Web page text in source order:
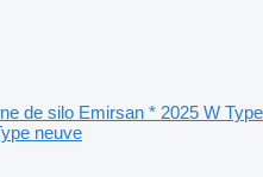
de silo Emirsan * 2025 W Type
neuve